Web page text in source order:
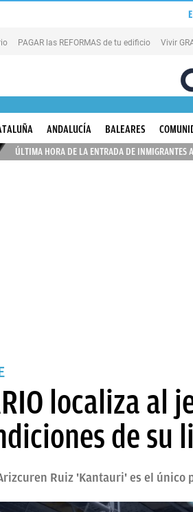
PAGAR las REFORMAS de tu edificio Vivir
ANDALUCÍA BALEARES
ÚLTIMA HORA DE LA ENTRADA DE INMIGRANTES
localiza al
de su
Ruiz 'Kantauri' es el único